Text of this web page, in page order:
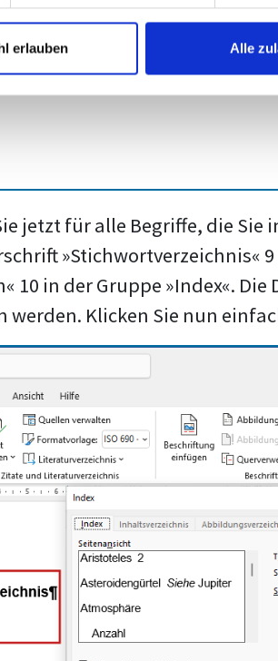
erlauben Alle
jetzt für alle Begriffe, die Sie
»Stichwortverzeichnis«
10 in der Gruppe »Index«.
Klicken Sie nun